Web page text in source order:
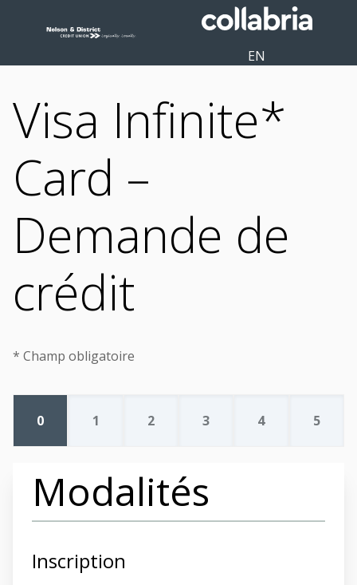
EN
Visa Infinite*
Card –
Demande de
crédit
* Champ obligatoire
0 1 2 3 4 5
Modalités
Inscription